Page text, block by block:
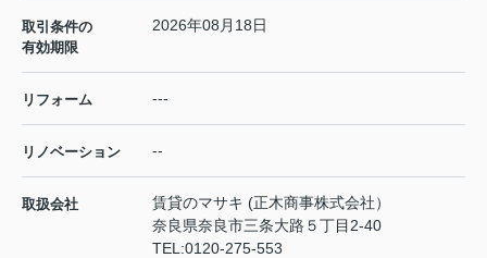
取引条件の
有効期限
2026年08月18日
リフォーム ---
リノベーション --
取扱会社
賃貸のマサキ (正木商事株式会社）
奈良県奈良市三条大路５丁目2-40
TEL:0120-275-553